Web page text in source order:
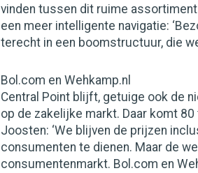
vinden tussen dit ruime
een meer intelligente navigatie:
terecht in een boomstructuur, die
Bol.com en Wehkamp.nl
Central Point blijft, getuige ook de
op de zakelijke markt. Daar komt
Joosten: ‘We blijven de prijzen
consumenten te dienen. Maar de
consumentenmarkt. Bol.com en